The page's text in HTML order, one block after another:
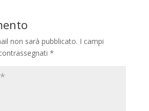
non sarà pubblicato. I campi
*